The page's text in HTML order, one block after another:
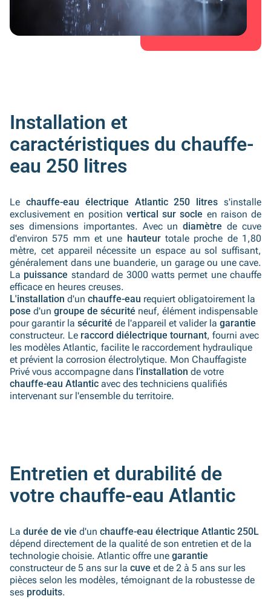
Installation et
caractéristiques du chauffe-
eau 250 litres
Le chauffe-eau électrique Atlantic 250 litres s'installe
exclusivement en position vertical sur socle en raison de
ses dimensions importantes. Avec undiamètrede cuve
d'environ 575 mm et une hauteurtotale proche de 1,80
mètre, cet appareil nécessite un espace au sol suffisant,
généralement dans une buanderie, un garage ou une cave.
La puissance standard de 3000 watts permet une chauffe
efficace en heures creuses.
L'installation d'un chauffe-eau requiert obligatoirement la
pose d'un groupe de sécurité neuf, élément indispensable
pour garantir la sécurité de l'appareil et valider la garantie
constructeur. Le raccord diélectrique tournant, fourni avec
les modèles Atlantic, facilite le raccordement hydraulique
et prévient la corrosion électrolytique. Mon Chauffagiste
Privé vous accompagne dans l'installation de votre
chauffe-eau Atlantic avec des techniciens qualifiés
intervenant sur l'ensemble du territoire.
Entretien et durabilité de
votre chauffe-eau Atlantic
La durée de vie d'un chauffe-eau électrique Atlantic 250L
dépend directement de la qualité de son entretien et de la
technologie choisie. Atlantic offre une garantie
constructeur de 5 ans sur la cuve et de 2 à 5 ans sur les
pièces selon les modèles, témoignant de la robustesse de
ses produits.